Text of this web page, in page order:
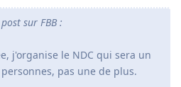
sur FBB :
j'organise le NDC qui sera un
pas une de plus.